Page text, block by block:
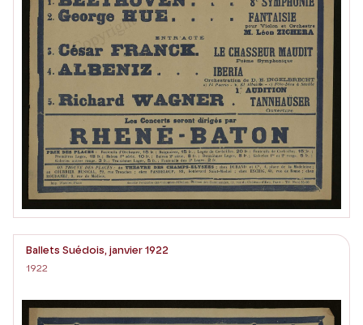
Ballets Suédois, janvier 1922
1922